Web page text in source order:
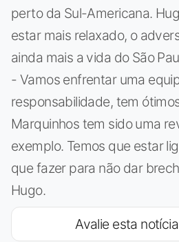
perto da Sul-Americana.
estar mais relaxado, o
ainda mais a vida do São
- Vamos enfrentar uma
responsabilidade, tem
Marquinhos tem sido uma
exemplo. Temos que estar
que fazer para não dar
Hugo.
Avalie esta